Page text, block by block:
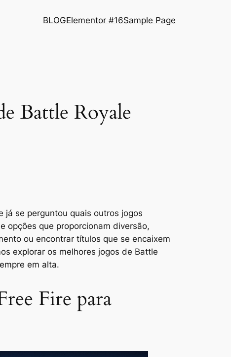
BLOGElementor #16Sample Page
Battle Royale
já se perguntou quais outros jogos
opções que proporcionam diversão,
ou encontrar títulos que se encaixem
explorar os melhores jogos de Battle
em alta.
Fire para